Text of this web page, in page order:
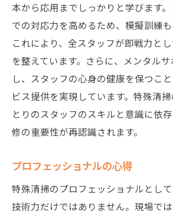
本から応用までしっかりと学びます
での対応力を高めるため、模擬訓練も
これにより、全スタッフが即戦力と
を整えています。さらに、メンタル
し、スタッフの心身の健康を保つこ
ビス提供を実現しています。特殊清
とりのスタッフのスキルと意識に依
修の重要性が再認識されます。
プロフェッショナルの心得
特殊清掃のプロフェッショナルとして
技術力だけではありません。現場で